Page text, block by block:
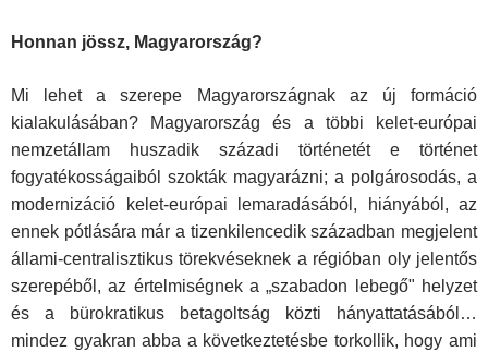
Honnan jössz, Magyarország?
Mi lehet a szerepe Magyarországnak az új formáció
kialakulá­sában? Magyarország és a többi kelet-európai
nemzetállam huszadik századi történetét e történet
fogyatékosságaiból szokták magyarázni; a polgárosodás, a
modernizáció kelet­-európai lemaradásából, hiányából, az
ennek pótlására már a tizenkilencedik században megjelent
állami-centralisztikus törekvéseknek a régióban oly jelentős
szerepéből, az értelmi­ségnek a „szabadon lebegő" helyzet
és a bürokratikus betagoltság közti hányattatásából…
mindez gyakran abba a kö­vetkeztetésbe torkollik, hogy ami